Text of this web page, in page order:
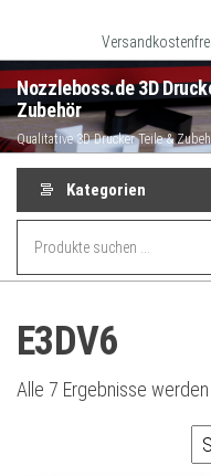
springen
Nozzleboss.de 3D
Zubehör
Qualitative 3D Drucker Teile &
Kategorien
E3DV6
Alle 7 Ergebnisse